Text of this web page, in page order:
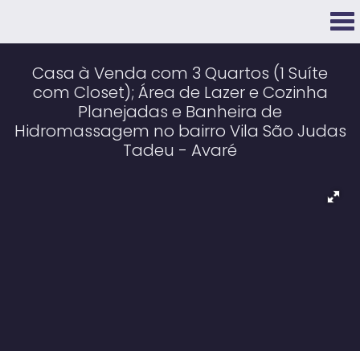
Casa à Venda com 3 Quartos (1 Suíte
com Closet); Área de Lazer e Cozinha
Planejadas e Banheira de
Hidromassagem no bairro Vila São Judas
Tadeu - Avaré